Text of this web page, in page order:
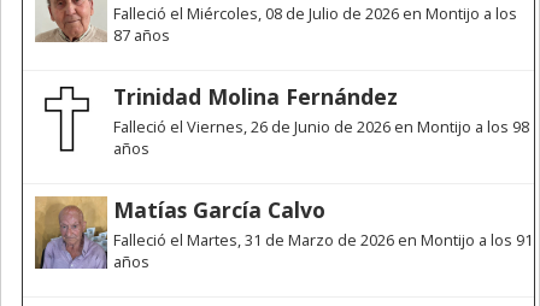
Falleció el Miércoles, 08 de Julio de 2026 en Montijo a los
87 años
Trinidad Molina Fernández
Falleció el Viernes, 26 de Junio de 2026 en Montijo a los 98
años
Matías García Calvo
Falleció el Martes, 31 de Marzo de 2026 en Montijo a los 91
años